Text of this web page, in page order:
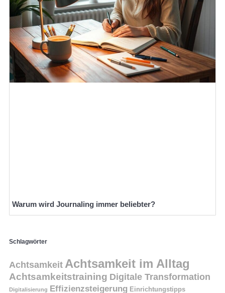
Warum wird Journaling immer beliebter?
Schlagwörter
Achtsamkeit Achtsamkeit im Alltag
Achtsamkeitstraining Digitale Transformation
Digitalisierung Effizienzsteigerung Einrichtungstipps